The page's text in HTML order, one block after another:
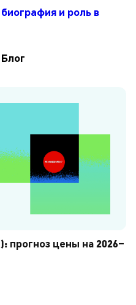
и роль в
прогноз цены на 2026–